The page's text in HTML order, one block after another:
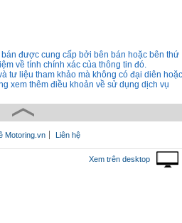
được cung cấp bởi bên bán hoặc bên thứ
về tính chính xác của thông tin đó.
tư liệu tham khảo mà không có đại diên hoặc
xem thêm điều khoản về sử dụng dịch vụ
Motoring.vn Liên hệ
Xem trên desktop